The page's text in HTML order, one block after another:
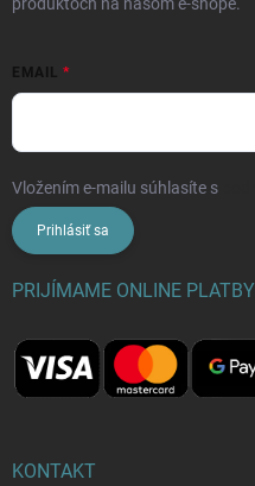
EMAIL
Vložením e-mailu súhlasíte s
Prihlásiť sa
PRIJÍMAME ONLINE PLATBY
KONTAKT